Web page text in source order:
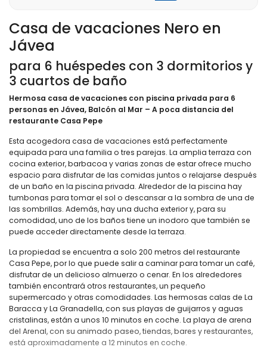
Casa de vacaciones Nero en
Jávea
para 6 huéspedes con 3 dormitorios y
3 cuartos de baño
Hermosa casa de vacaciones con piscina privada para 6
personas en Jávea, Balcón al Mar – A poca distancia del
restaurante Casa Pepe
Esta acogedora casa de vacaciones está perfectamente
equipada para una familia o tres parejas. La amplia terraza con
cocina exterior, barbacoa y varias zonas de estar ofrece mucho
espacio para disfrutar de las comidas juntos o relajarse después
de un baño en la piscina privada. Alrededor de la piscina hay
tumbonas para tomar el sol o descansar a la sombra de una de
las sombrillas. Además, hay una ducha exterior y, para su
comodidad, uno de los baños tiene un inodoro que también se
puede acceder directamente desde la terraza.
La propiedad se encuentra a solo 200 metros del restaurante
Casa Pepe, por lo que puede salir a caminar para tomar un café,
disfrutar de un delicioso almuerzo o cenar. En los alrededores
también encontrará otros restaurantes, un pequeño
supermercado y otras comodidades. Las hermosas calas de La
Baracca y La Granadella, con sus playas de guijarros y aguas
cristalinas, están a unos 10 minutos en coche. La playa de arena
del Arenal, con su animado paseo, tiendas, bares y restaurantes,
está aproximadamente a 12 minutos en coche.